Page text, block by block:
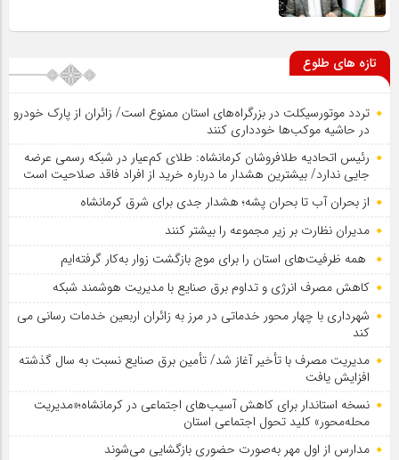
تازه های طلوع
تردد موتورسیکلت در بزرگراه‌های استان ممنوع است/ زائران از پارک خودرو
در حاشیه موکب‌ها خودداری کنند
رئیس اتحادیه طلافروشان کرمانشاه: طلای کم‌عیار در شبکه رسمی عرضه
جایی ندارد/ بیشترین هشدار ما درباره خرید از افراد فاقد صلاحیت است
از بحران آب تا بحران پشه؛ هشدار جدی برای شرق کرمانشاه
مدیران نظارت بر زیر مجموعه را بیشتر کنند
همه ظرفیت‌های استان را برای موج بازگشت زوار به‌کار گرفته‌ایم
کاهش مصرف انرژی و تداوم برق صنایع با مدیریت هوشمند شبکه
شهرداری با چهار محور خدماتی در مرز به زائران اربعین خدمات رسانی می
کند
مدیریت مصرف با تأخیر آغاز شد/ تأمین برق صنایع نسبت به سال گذشته
افزایش یافت
نسخه استاندار برای کاهش آسیب‌های اجتماعی در کرمانشاه؛«مدیریت
محله‌محور» کلید تحول اجتماعی استان
مدارس از اول مهر به‌صورت حضوری بازگشایی می‌شوند